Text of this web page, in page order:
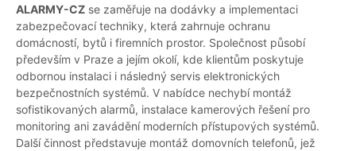
ALARMY-CZ se zaměřuje na dodávky a implementaci
zabezpečovací techniky, která zahrnuje ochranu
domácností, bytů i firemních prostor. Společnost působí
především v Praze a jejím okolí, kde klientům poskytuje
odbornou instalaci i následný servis elektronických
bezpečnostních systémů. V nabídce nechybí montáž
sofistikovaných alarmů, instalace kamerových řešení pro
monitoring ani zavádění moderních přístupových systémů.
Další činnost představuje montáž domovních telefonů, jež